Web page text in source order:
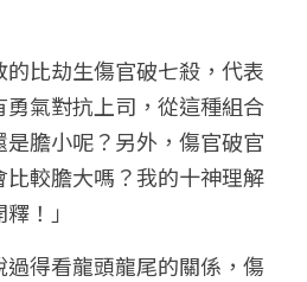
比劫生傷官破七殺，代表
氣對抗上司，從這種組合
膽小呢？另外，傷官破官
較膽大嗎？我的十神理解
！」
得看龍頭龍尾的關係，傷